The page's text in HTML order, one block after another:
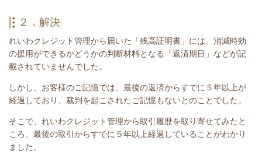
２．解決
れいわクレジット管理から届いた「残高証明書」には、消滅時効
の援用ができるかどうかの判断材料となる「返済期日」などが記
載されていませんでした。
しかし、お客様のご記憶では、最後の返済からすでに５年以上が
経過しており、 裁判を起こされたご記憶もないとのことでした。
そこで、れいわクレジット管理から取引履歴を取り寄せてみたと
ころ、最後の取引からすでに５年以上経過していることがわかり
ました。